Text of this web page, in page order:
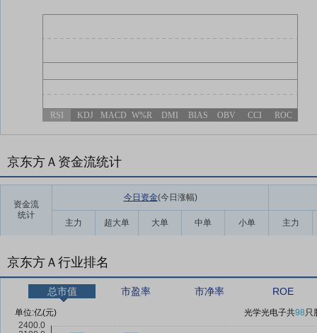
RSI KDJ MACD W%R DMI BIAS OBV CCI ROC
京东方Ａ资金流统计
资金流
统计
今日资金(今日涨幅)
主力 超大单 大单 中单 小单 主力
京东方Ａ行业排名
总市值 市盈率 市净率 ROE
单位:亿(元) 光学光电子共98只